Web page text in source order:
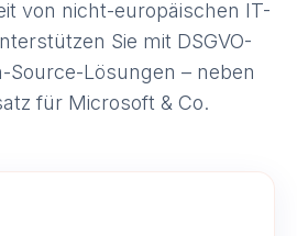
von nicht-europäischen IT-
Sie mit DSGVO-
Source-Lösungen – neben
für Microsoft & Co.